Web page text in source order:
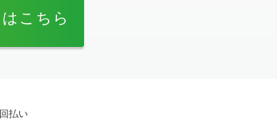
こちら
払い